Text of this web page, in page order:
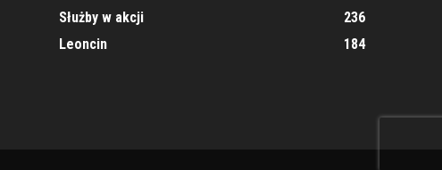
Służby w akcji
236
Leoncin
184